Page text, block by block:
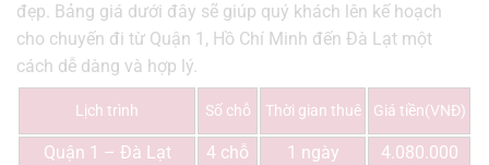
đẹp. Bảng giá dưới đây sẽ giúp quý khách lên kế hoạch
cho chuyến đi từ Quận 1, Hồ Chí Minh đến Đà Lạt một
cách dễ dàng và hợp lý.
Lịch trình Số chỗ Thời gian thuê Giá tiền(VNĐ)
Quận 1 – Đà Lạt 4 chỗ 1 ngày
4.080.000